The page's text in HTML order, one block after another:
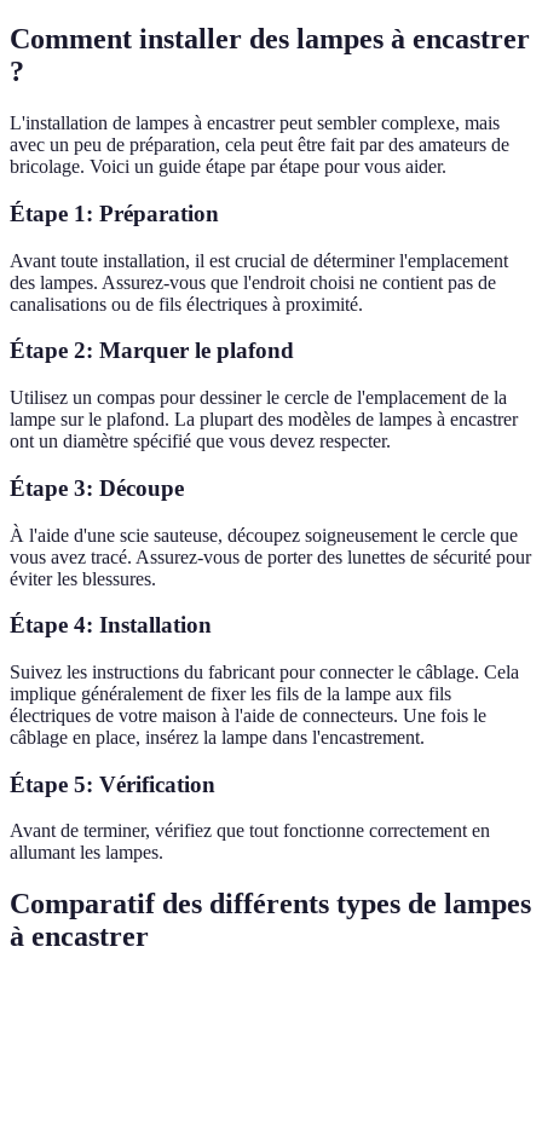
Comment installer des lampes à encastrer
?
L'installation de lampes à encastrer peut sembler complexe, mais
avec un peu de préparation, cela peut être fait par des amateurs de
bricolage. Voici un guide étape par étape pour vous aider.
Étape 1: Préparation
Avant toute installation, il est crucial de déterminer l'emplacement
des lampes. Assurez-vous que l'endroit choisi ne contient pas de
canalisations ou de fils électriques à proximité.
Étape 2: Marquer le plafond
Utilisez un compas pour dessiner le cercle de l'emplacement de la
lampe sur le plafond. La plupart des modèles de lampes à encastrer
ont un diamètre spécifié que vous devez respecter.
Étape 3: Découpe
À l'aide d'une scie sauteuse, découpez soigneusement le cercle que
vous avez tracé. Assurez-vous de porter des lunettes de sécurité pour
éviter les blessures.
Étape 4: Installation
Suivez les instructions du fabricant pour connecter le câblage. Cela
implique généralement de fixer les fils de la lampe aux fils
électriques de votre maison à l'aide de connecteurs. Une fois le
câblage en place, insérez la lampe dans l'encastrement.
Étape 5: Vérification
Avant de terminer, vérifiez que tout fonctionne correctement en
allumant les lampes.
Comparatif des différents types de lampes
à encastrer